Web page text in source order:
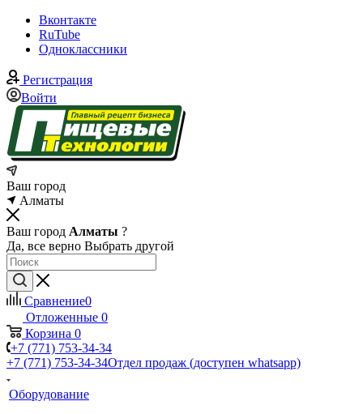
Вконтакте
RuTube
Одноклассники
Регистрация
Войти
Ваш город
Алматы
Ваш город Алматы ?
Да, все верно Выбрать другой
Сравнение0
Отложенные 0
Корзина 0
+7 (771) 753-34-34
+7 (771) 753-34-34Отдел продаж (доступен whatsapp)
Оборудование